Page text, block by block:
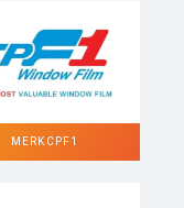
MERK CPF1